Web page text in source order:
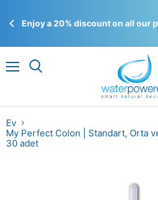
Enjoy a 20% discount on all our
Ev
My Perfect Colon | Standart, Orta
30 adet